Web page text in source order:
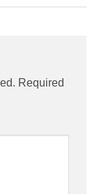
Required